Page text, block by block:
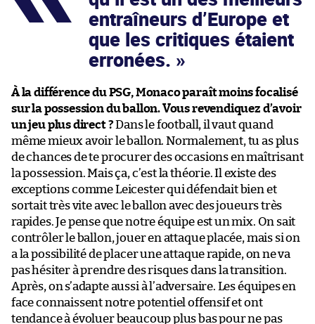
entraîneurs d’Europe et
que les critiques étaient
erronées.
À la différence du PSG, Monaco paraît moins focalisé
sur la possession du ballon. Vous revendiquez d’avoir
un jeu plus direct ?Dans le football, il vaut quand
même mieux avoir le ballon. Normalement, tu as plus
de chances de te procurer des occasions en maîtrisant
la possession. Mais ça, c’est la théorie. Il existe des
exceptions comme Leicester qui défendait bien et
sortait très vite avec le ballon avec des joueurs très
rapides. Je pense que notre équipe est un mix. On sait
contrôler le ballon, jouer en attaque placée, mais si on
a la possibilité de placer une attaque rapide, on ne va
pas hésiter à prendre des risques dans la transition.
Après, on s’adapte aussi à l’adversaire. Les équipes en
face connaissent notre potentiel offensif et ont
tendance à évoluer beaucoup plus bas pour ne pas